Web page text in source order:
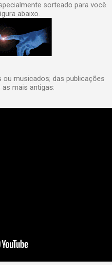
sorteado para você.
abaixo.
musicados; das publicações
mais antigas: